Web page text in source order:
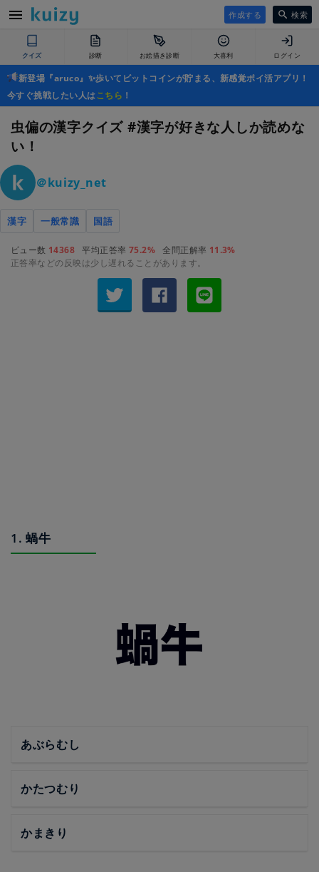
作成する 検索
クイズ 診断 お絵描き診断 大喜利 ログイン
新登場『aruco』✨歩いてビットコインが貯まる、新感覚ポイ活アプリ！
今すぐ挑戦したい人はこちら ！
虫偏の漢字クイズ #漢字が好きな人しか読めな
い！
＠kuizy_net
漢字 一般常識 国語
ビュー数 14368 平均正答率 75.2% 全問正解率 11.3%
正答率などの反映は少し遅れることがあります。
1. 蝸牛
あぶらむし
かたつむり
かまきり